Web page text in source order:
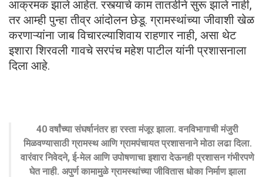
आक्रमक झाले आहेत. रस्त्याचे काम तातडीने सुरू झाले नाही,
तर आम्ही पुन्हा तीव्र आंदोलन छेडू. ग्रामस्थांच्या जीवाशी खेळ
करणाऱ्यांना जाब विचारल्याशिवाय राहणार नाही, असा थेट
इशारा शिरवली गावचे सरपंच महेश पाटील यांनी प्रशासनाला
दिला आहे.
40 वर्षांच्या संघर्षानंतर हा रस्ता मंजूर झाला. वनविभागाची मंजुरी
मिळवण्यासाठी ग्रामस्थ आणि ग्रामपंचायत प्रशासनाने मोठा लढा दिला.
वारंवार निवेदने, ई-मेल आणि उपोषणाचा इशारा देऊनही प्रशासन गंभीरपणे
घेत नाही. अपुर्ण कामामुळे ग्रामस्थांच्या जीवितास धोका निर्माण झाला